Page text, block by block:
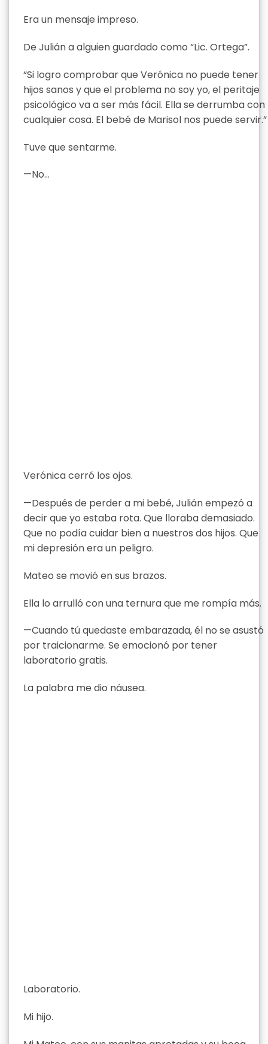
Era un mensaje impreso.
De Julián a alguien guardado como “Lic. Ortega”.
“Si logro comprobar que Verónica no puede tener
hijos sanos y que el problema no soy yo, el peritaje
psicológico va a ser más fácil. Ella se derrumba con
cualquier cosa. El bebé de Marisol nos puede servir.”
Tuve que sentarme.
—No…
Verónica cerró los ojos.
—Después de perder a mi bebé, Julián empezó a
decir que yo estaba rota. Que lloraba demasiado.
Que no podía cuidar bien a nuestros dos hijos. Que
mi depresión era un peligro.
Mateo se movió en sus brazos.
Ella lo arrulló con una ternura que me rompía más.
—Cuando tú quedaste embarazada, él no se asustó
por traicionarme. Se emocionó por tener
laboratorio gratis.
La palabra me dio náusea.
Laboratorio.
Mi hijo.